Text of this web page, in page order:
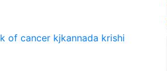
of cancer kjkannada krishi